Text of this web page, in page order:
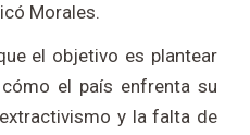
Morales.
el objetivo es plantear
el país enfrenta su
y la falta de